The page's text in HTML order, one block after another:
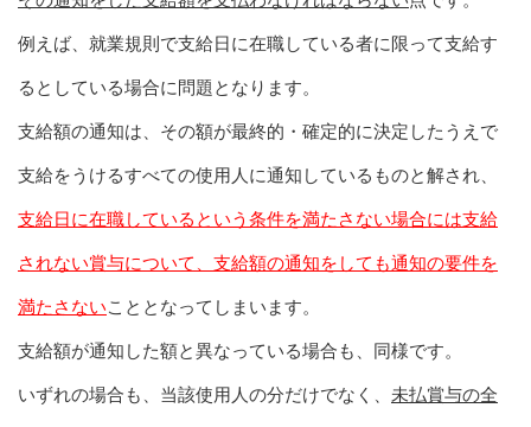
例えば、就業規則で支給日に在職している者に限って支給す
るとしている場合に問題となります。
支給額の通知は、その額が最終的・確定的に決定したうえで
支給をうけるすべての使用人に通知しているものと解され、
支給日に在職しているという条件を満たさない場合には支給
されない賞与について、支給額の通知をしても通知の要件を
満たさないこととなってしまいます。
支給額が通知した額と異なっている場合も、同様です。
いずれの場合も、当該使用人の分だけでなく、 未払賞与の全